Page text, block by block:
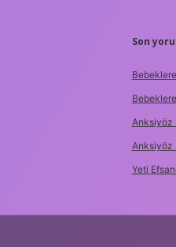
Son
Anksiyöz
Anksiyöz
Yeti